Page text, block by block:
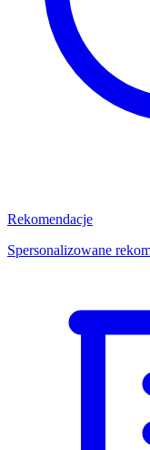
Rekomendacje
Spersonalizowane